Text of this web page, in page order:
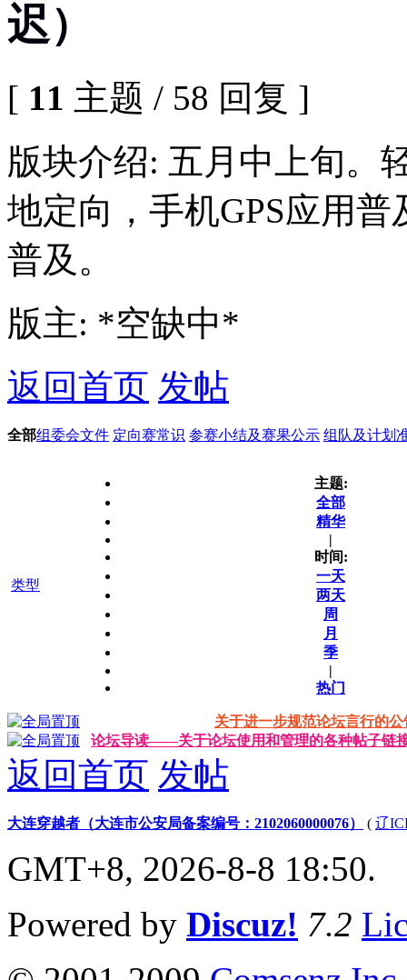
迟）
[ 11 主题 / 58 回复 ]
版块介绍: 五月中上旬。
地定向，手机GPS应用
普及。
版主: *空缺中*
返回首页 发帖
全部组委会文件 定向赛常识 参赛小结及赛果公示 组队及计划
类型
主题:
全部
精华
|
时间:
一天
两天
周
月
季
|
热门
关于进一步规范论坛言行的公
论坛导读——关于论坛使用和管理的各种帖子链
返回首页 发帖
大连穿越者（大连市公安局备案编号：2102060000076） ( 辽
GMT+8, 2026-8-8 18:50.
Powered by Discuz! 7.2